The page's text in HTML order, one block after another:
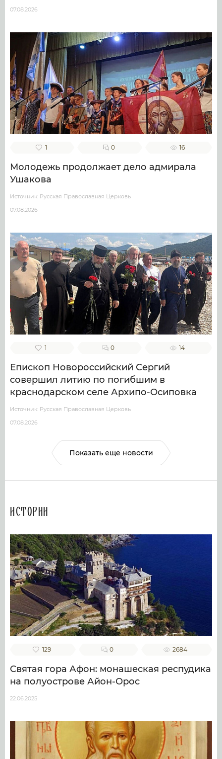
07.08.2026
1 0 16
Молодежь продолжает дело адмирала
Ушакова
Источник: Русская Православная Церковь
07.08.2026
1 0 14
Епископ Новороссийский Сергий
совершил литию по погибшим в
краснодарском селе Архипо-Осиповка
Источник: Русская Православная Церковь
07.08.2026
Показать еще новости
Истории
129 0 2684
Святая гора Афон: монашеская респудика
на полуострове Айон-Орос
22.06.2025